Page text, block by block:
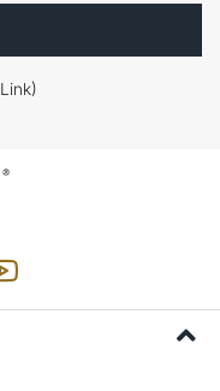
Link)